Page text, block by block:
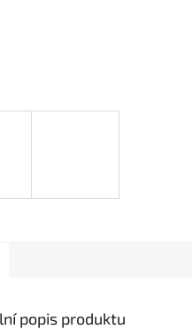
popis produktu